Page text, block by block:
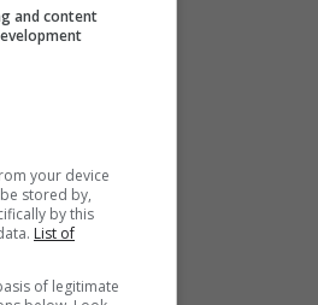
di 4GB
sulla
pratica
fino
and content
your device
stored by,
by this
List of
of legitimate